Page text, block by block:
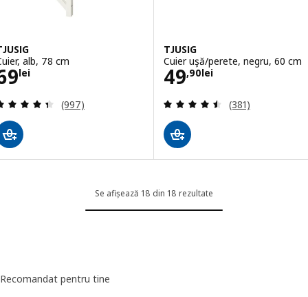
alb, 78 cm
lei 69lei
Evaluare: 4.4 din 5 stele. Total recenzii:
(997)
TJUSIG
Cuier uşă/perete, negru, 60 cm
49,90lei
Preţ 49,90lei
Evaluare: 4.5
(381)
Se afișează 18 din 18 rezultate
Recomandat pentru tine